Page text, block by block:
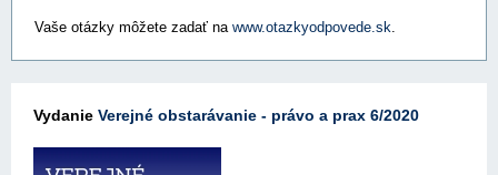
Vaše otázky môžete zadať na www.otazkyodpovede.sk.
Vydanie Verejné obstarávanie - právo a prax 6/2020